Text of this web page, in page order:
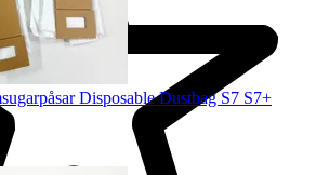
Disposable Dustbag S7 S7+